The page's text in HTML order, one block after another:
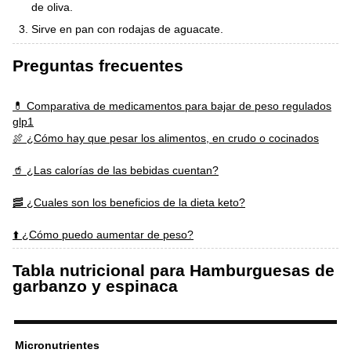
de oliva.
Sirve en pan con rodajas de aguacate.
Preguntas frecuentes
💊 Comparativa de medicamentos para bajar de peso regulados
glp1
🍖 ¿Cómo hay que pesar los alimentos, en crudo o cocinados
🥤 ¿Las calorías de las bebidas cuentan?
🥓 ¿Cuales son los beneficios de la dieta keto?
⬆️ ¿Cómo puedo aumentar de peso?
Tabla nutricional para Hamburguesas de
garbanzo y espinaca
Micronutrientes